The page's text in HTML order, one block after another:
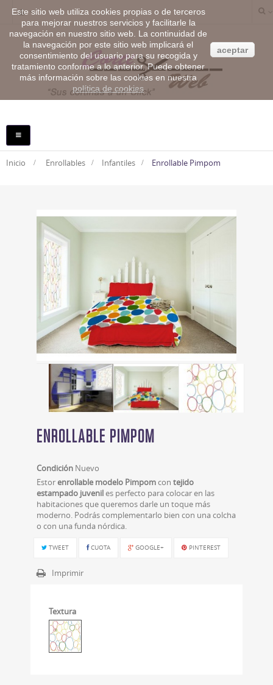
NAVEGACIÓN
TOGGLE
Inicio > Enrollables > Infantiles > Enrollable Pimpom
ENROLLABLE PIMPOM
Condición Nuevo
Estorenrollable modelo Pimpomcon tejido
estampado juveniles perfecto para colocar en las
habitaciones que queremos darle un toque más
moderno. Podrás complementarlo bien con una colcha
o con una funda nórdica.
TWEET CUOTA GOOGLE+ PINTEREST
Imprimir
Textura
Este sitio web utiliza cookies propias o de terceros
para mejorar nuestros servicios y facilitarle la
navegación en nuestro sitio web. La continuidad de
la navegación por este sitio web implicará el
consentimiento del usuario para su recogida y
tratamiento conforme a lo anterior. Puede obtener
más información sobre las cookies en nuestra
política de cookies
aceptar